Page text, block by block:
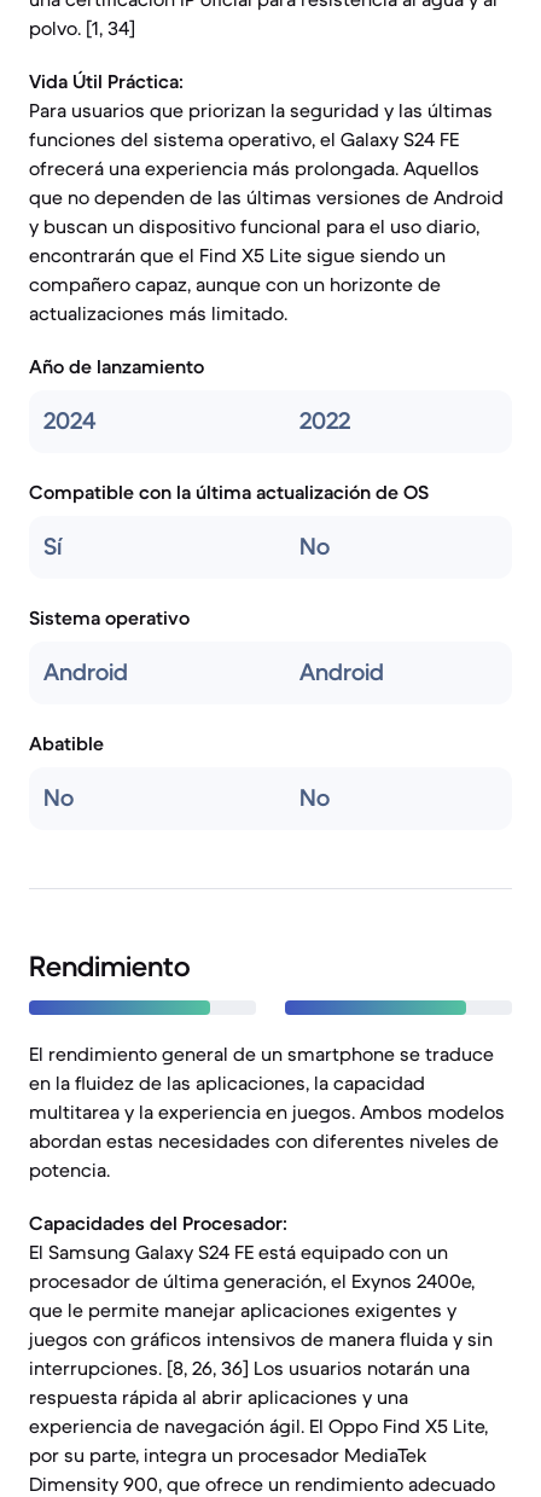
polvo. [1, 34]
Vida Útil Práctica:
Para usuarios que priorizan la seguridad y las últimas
funciones del sistema operativo, el Galaxy S24 FE
ofrecerá una experiencia más prolongada. Aquellos
que no dependen de las últimas versiones de Android
y buscan un dispositivo funcional para el uso diario,
encontrarán que el Find X5 Lite sigue siendo un
compañero capaz, aunque con un horizonte de
actualizaciones más limitado.
Año de lanzamiento
2024 2022
Compatible con la última actualización de OS
Sí No
Sistema operativo
Android Android
Abatible
No No
Rendimiento
El rendimiento general de un smartphone se traduce
en la fluidez de las aplicaciones, la capacidad
multitarea y la experiencia en juegos. Ambos modelos
abordan estas necesidades con diferentes niveles de
potencia.
Capacidades del Procesador:
El Samsung Galaxy S24 FE está equipado con un
procesador de última generación, el Exynos 2400e,
que le permite manejar aplicaciones exigentes y
juegos con gráficos intensivos de manera fluida y sin
interrupciones. [8, 26, 36] Los usuarios notarán una
respuesta rápida al abrir aplicaciones y una
experiencia de navegación ágil. El Oppo Find X5 Lite,
por su parte, integra un procesador MediaTek
Dimensity 900, que ofrece un rendimiento adecuado